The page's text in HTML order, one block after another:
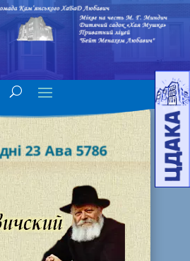
23 Ава 5786